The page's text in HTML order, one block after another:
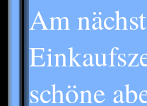
Am
schöne